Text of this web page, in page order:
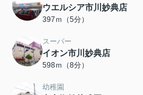
ウエルシア市川妙典店
397ｍ（5分）
スーパー
イオン市川妙典店
598ｍ（8分）
幼稚園